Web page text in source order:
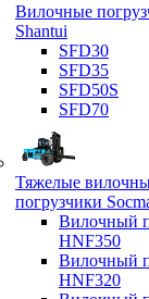
Вилочные
Shantui
SFD30
SFD35
SFD50S
SFD70
Тяжелые
погрузчики
Вилочный
HNF350
Вилочный
HNF320